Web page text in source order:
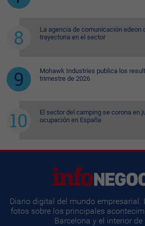
La agencia de comunicación edeon
trayectoria en el sector
Mohawk Industries publica los
trimestre de 2026
El sector del camping se corona en
ocupación en España
Diario digital del mundo empresarial.
fotos sobre los principales
Barcelona y el interior de